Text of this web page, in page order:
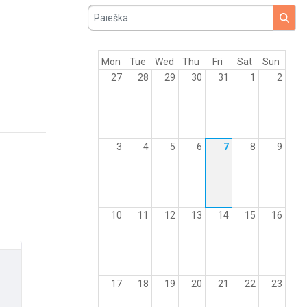
Paieška
Mon Tue Wed Thu Fri Sat
Sun
27
28 29 30 31 1 2
3 4 5 6 7 8 9
10 11 12 13 14 15 16
17 18 19 20 21 22 23